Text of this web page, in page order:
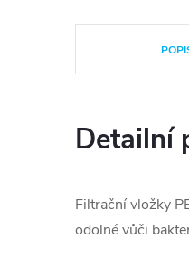
Detailní
Filtrační vložky
odolné vůči